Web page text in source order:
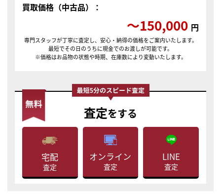
買取価格（中古品）：
〜150,000 円
専門スタッフが丁寧に査定し、安心・納得の価格をご案内いたします。
最短でその日のうちに現金でのお渡しが可能です。
※価格はお品物の状態や時期、在庫数により変動いたします。
査定をする
宅配
査定
オンライン
査定
LINE
査定